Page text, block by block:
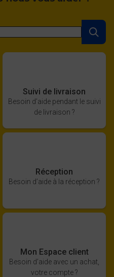
Suivi de livraison
Besoin d’aide pendant le suivi
de livraison ?
Réception
Besoin d’aide à la réception ?
Mon Espace client
Besoin d’aide avec un achat,
votre compte ?